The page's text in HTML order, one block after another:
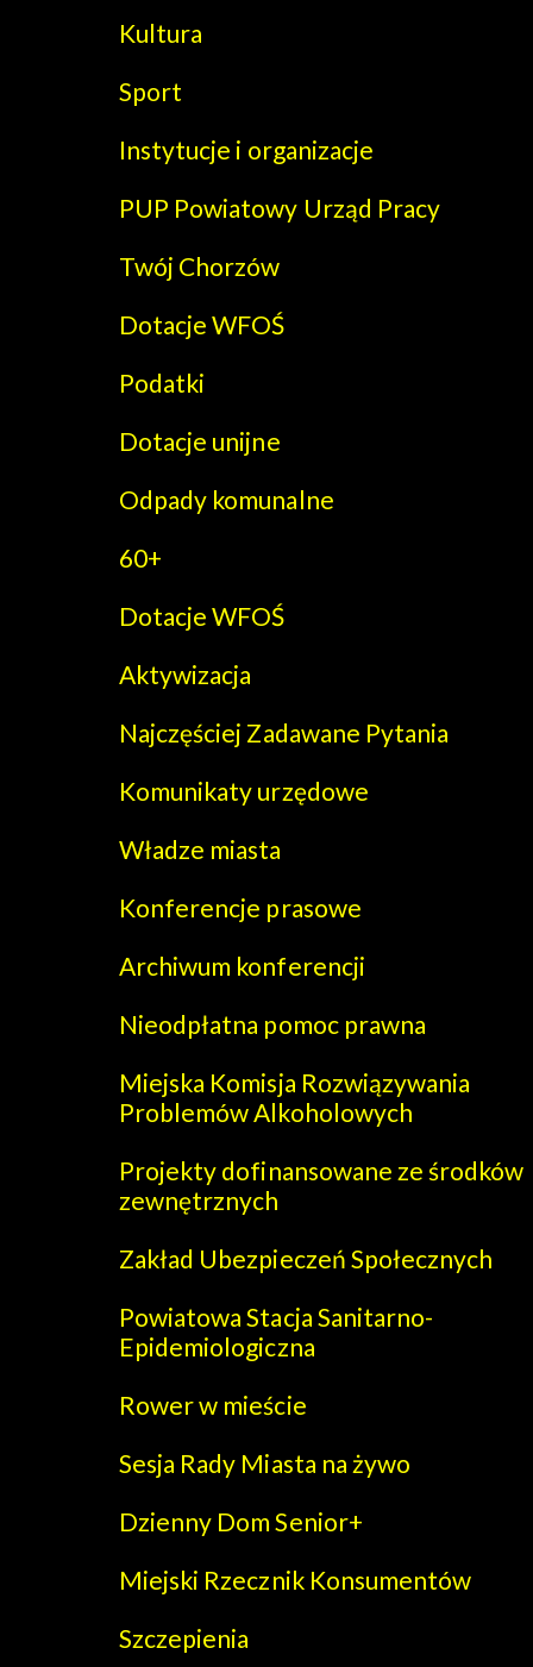
Kultura
Sport
Instytucje i organizacje
PUP Powiatowy Urząd Pracy
Twój Chorzów
Dotacje WFOŚ
Podatki
Dotacje unijne
Odpady komunalne
60+
Dotacje WFOŚ
Aktywizacja
Najczęściej Zadawane Pytania
Komunikaty urzędowe
Władze miasta
Konferencje prasowe
Archiwum konferencji
Nieodpłatna pomoc prawna
Miejska Komisja Rozwiązywania
Problemów Alkoholowych
Projekty dofinansowane ze środków
zewnętrznych
Zakład Ubezpieczeń Społecznych
Powiatowa Stacja Sanitarno-
Epidemiologiczna
Rower w mieście
Sesja Rady Miasta na żywo
Dzienny Dom Senior+
Miejski Rzecznik Konsumentów
Szczepienia